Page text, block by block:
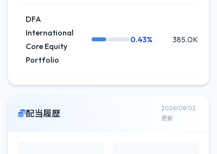
DFA
International
Core Equity
Portfolio
0.43% 385.0K
配当履歴
2026/08/02
更新